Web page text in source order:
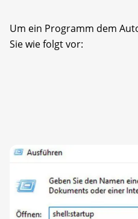
Um ein Programm dem
Sie wie folgt vor: